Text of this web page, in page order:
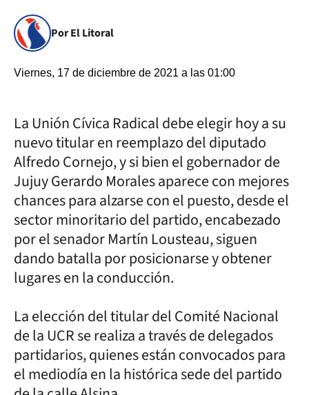
Por El Litoral
Viernes, 17 de diciembre de 2021 a las 01:00
La Unión Cívica Radical debe elegir hoy a su
nuevo titular en reemplazo del diputado
Alfredo Cornejo, y si bien el gobernador de
Jujuy Gerardo Morales aparece con mejores
chances para alzarse con el puesto, desde el
sector minoritario del partido, encabezado
por el senador Martín Lousteau, siguen
dando batalla por posicionarse y obtener
lugares en la conducción.
La elección del titular del Comité Nacional
de la UCR se realiza a través de delegados
partidarios, quienes están convocados para
el mediodía en la histórica sede del partido